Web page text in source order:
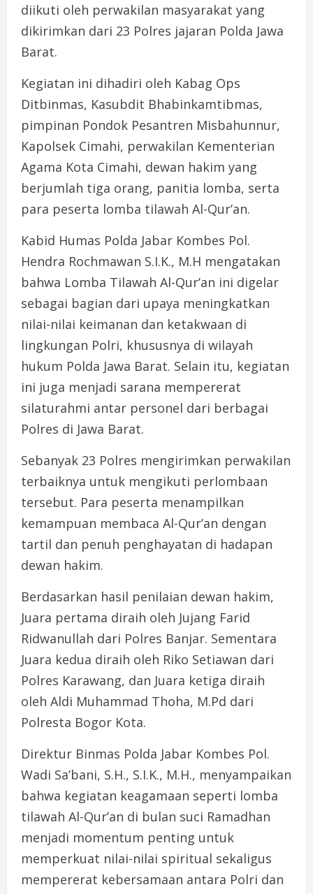
diikuti oleh perwakilan masyarakat yang
dikirimkan dari 23 Polres jajaran Polda Jawa
Barat.
Kegiatan ini dihadiri oleh Kabag Ops
Ditbinmas, Kasubdit Bhabinkamtibmas,
pimpinan Pondok Pesantren Misbahunnur,
Kapolsek Cimahi, perwakilan Kementerian
Agama Kota Cimahi, dewan hakim yang
berjumlah tiga orang, panitia lomba, serta
para peserta lomba tilawah Al-Qur’an.
Kabid Humas Polda Jabar Kombes Pol.
Hendra Rochmawan S.I.K., M.H mengatakan
bahwa Lomba Tilawah Al-Qur’an ini digelar
sebagai bagian dari upaya meningkatkan
nilai-nilai keimanan dan ketakwaan di
lingkungan Polri, khususnya di wilayah
hukum Polda Jawa Barat. Selain itu, kegiatan
ini juga menjadi sarana mempererat
silaturahmi antar personel dari berbagai
Polres di Jawa Barat.
Sebanyak 23 Polres mengirimkan perwakilan
terbaiknya untuk mengikuti perlombaan
tersebut. Para peserta menampilkan
kemampuan membaca Al-Qur’an dengan
tartil dan penuh penghayatan di hadapan
dewan hakim.
Berdasarkan hasil penilaian dewan hakim,
Juara pertama diraih oleh Jujang Farid
Ridwanullah dari Polres Banjar. Sementara
Juara kedua diraih oleh Riko Setiawan dari
Polres Karawang, dan Juara ketiga diraih
oleh Aldi Muhammad Thoha, M.Pd dari
Polresta Bogor Kota.
Direktur Binmas Polda Jabar Kombes Pol.
Wadi Sa’bani, S.H., S.I.K., M.H., menyampaikan
bahwa kegiatan keagamaan seperti lomba
tilawah Al-Qur’an di bulan suci Ramadhan
menjadi momentum penting untuk
memperkuat nilai-nilai spiritual sekaligus
mempererat kebersamaan antara Polri dan